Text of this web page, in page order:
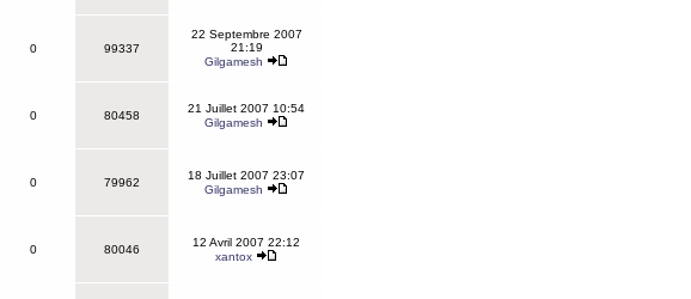
0 99337
22 Septembre 2007
21:19
Gilgamesh
0 80458
21 Juillet 2007 10:54
Gilgamesh
0 79962
18 Juillet 2007 23:07
Gilgamesh
0 80046
12 Avril 2007 22:12
xantox